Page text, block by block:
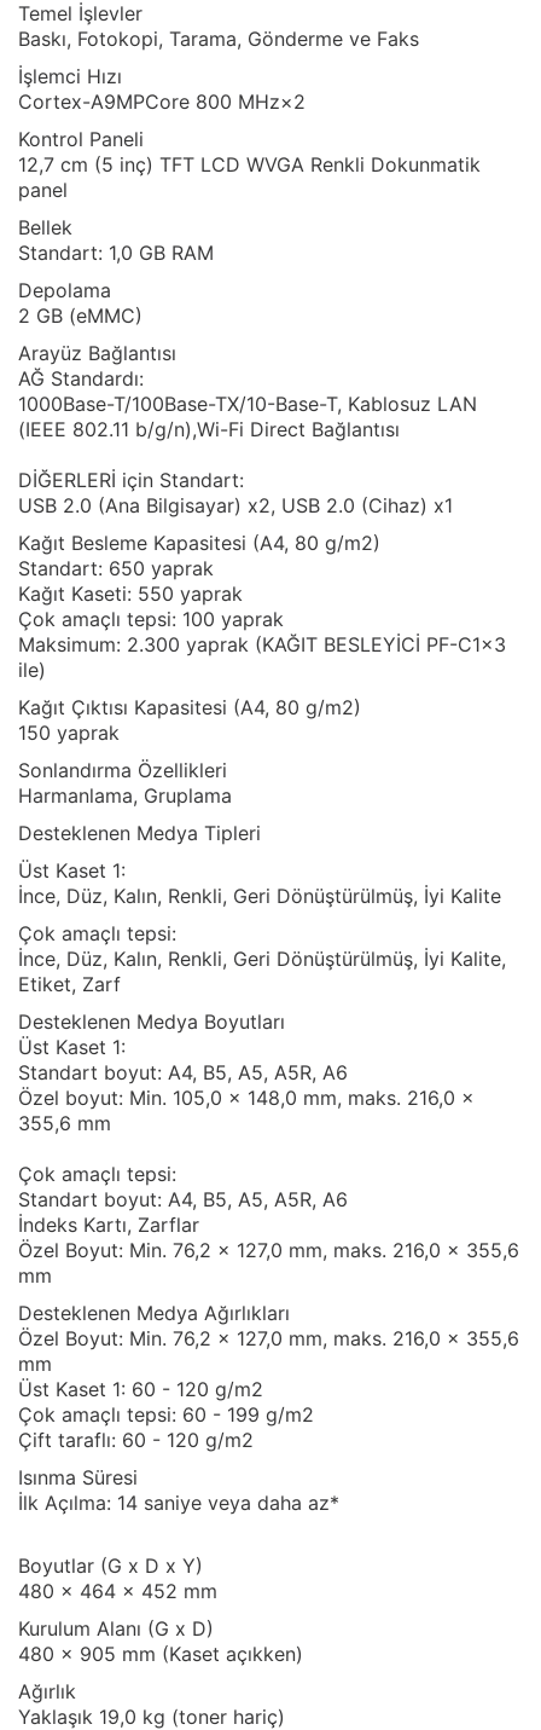
Temel İşlevler
Baskı, Fotokopi, Tarama, Gönderme ve Faks
İşlemci Hızı
Cortex-A9MPCore 800 MHz×2
Kontrol Paneli
12,7 cm (5 inç) TFT LCD WVGA Renkli Dokunmatik
panel
Bellek
Standart: 1,0 GB RAM
Depolama
2 GB (eMMC)
Arayüz Bağlantısı
AĞ Standardı:
1000Base-T/100Base-TX/10-Base-T, Kablosuz LAN
(IEEE 802.11 b/g/n),Wi-Fi Direct Bağlantısı
DİĞERLERİ için Standart:
USB 2.0 (Ana Bilgisayar) x2, USB 2.0 (Cihaz) x1
Kağıt Besleme Kapasitesi (A4, 80 g/m2)
Standart: 650 yaprak
Kağıt Kaseti: 550 yaprak
Çok amaçlı tepsi: 100 yaprak
Maksimum: 2.300 yaprak (KAĞIT BESLEYİCİ PF-C1x3
ile)
Kağıt Çıktısı Kapasitesi (A4, 80 g/m2)
150 yaprak
Sonlandırma Özellikleri
Harmanlama, Gruplama
Desteklenen Medya Tipleri
Üst Kaset 1:
İnce, Düz, Kalın, Renkli, Geri Dönüştürülmüş, İyi Kalite
Çok amaçlı tepsi:
İnce, Düz, Kalın, Renkli, Geri Dönüştürülmüş, İyi Kalite,
Etiket, Zarf
Desteklenen Medya Boyutları
Üst Kaset 1:
Standart boyut: A4, B5, A5, A5R, A6
Özel boyut: Min. 105,0 x 148,0 mm, maks. 216,0 x
355,6 mm
Çok amaçlı tepsi:
Standart boyut: A4, B5, A5, A5R, A6
İndeks Kartı, Zarflar
Özel Boyut: Min. 76,2 x 127,0 mm, maks. 216,0 x 355,6
mm
Desteklenen Medya Ağırlıkları
Özel Boyut: Min. 76,2 x 127,0 mm, maks. 216,0 x 355,6
mm
Üst Kaset 1: 60 - 120 g/m2
Çok amaçlı tepsi: 60 - 199 g/m2
Çift taraflı: 60 - 120 g/m2
Isınma Süresi
İlk Açılma: 14 saniye veya daha az*
Boyutlar (G x D x Y)
480 x 464 x 452 mm
Kurulum Alanı (G x D)
480 x 905 mm (Kaset açıkken)
Ağırlık
Yaklaşık 19,0 kg (toner hariç)